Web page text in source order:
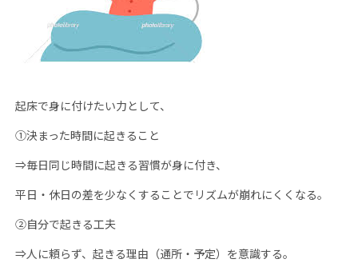
起床で身に付けたい力として、
①決まった時間に起きること
⇒毎日同じ時間に起きる習慣が身に付き、
平日・休日の差を少なくすることでリズムが崩れにくくなる。
②自分で起きる工夫
⇒人に頼らず、起きる理由（通所・予定）を意識する。